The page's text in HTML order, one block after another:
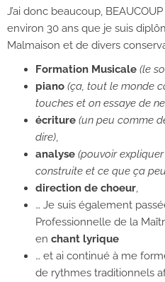
J’ai donc beaucoup,
environ 30 ans que je suis
Malmaison et de divers
Formation Musicale (le
piano (ça, tout le monde
touches et on essaye de
écriture (un peu comme
dire),
analyse (pouvoir
construite et ce que ça
direction de choeur,
… Je suis également
Professionnelle de la
en chant lyrique
… et ai continué à me
de rythmes traditionnels